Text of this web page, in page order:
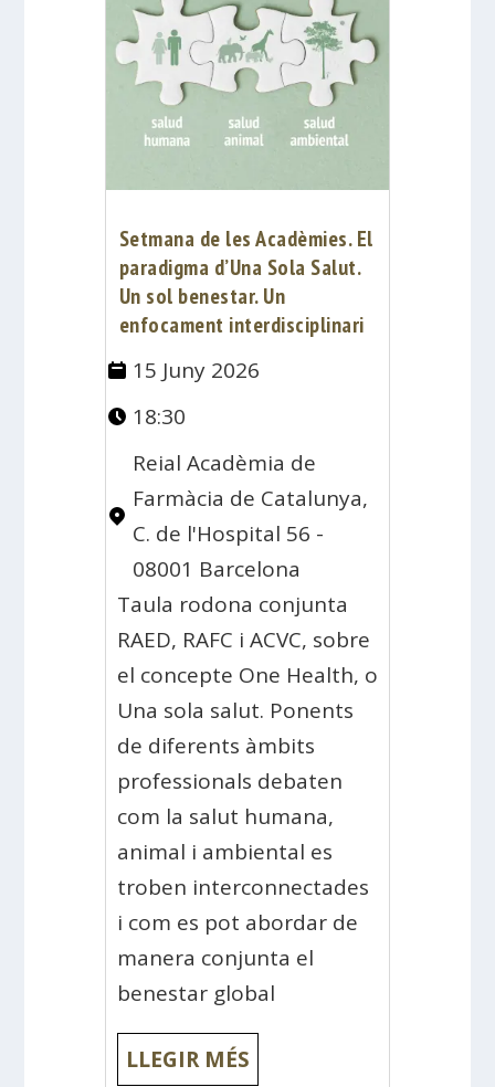
Setmana de les Acadèmies. El
paradigma d’Una Sola Salut.
Un sol benestar. Un
enfocament interdisciplinari
15 Juny 2026
18:30
Reial Acadèmia de
Farmàcia de Catalunya,
C. de l'Hospital 56 -
08001 Barcelona
Taula rodona conjunta
RAED, RAFC i ACVC, sobre
el concepte One Health, o
Una sola salut. Ponents
de diferents àmbits
professionals debaten
com la salut humana,
animal i ambiental es
troben interconnectades
i com es pot abordar de
manera conjunta el
benestar global
LLEGIR MÉS